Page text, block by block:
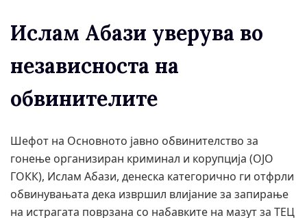
Ислам Абази уверува во
независноста на
обвинителите
Шефот на Основното јавно обвинителство за
гонење организиран криминал и корупција (ОЈО
ГОКК), Ислам Абази, денеска категорично ги отфрли
обвинувањата дека извршил влијание за запирање
на истрагата поврзана со набавките на мазут за ТЕЦ